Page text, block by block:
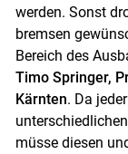
werden. Sonst
bremsen
Bereich des
Timo Springer,
Kärnten. Da
müsse diesen